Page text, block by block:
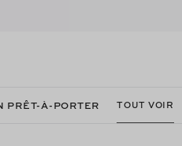
PRÊT-À-PORTER TOUT VOIR